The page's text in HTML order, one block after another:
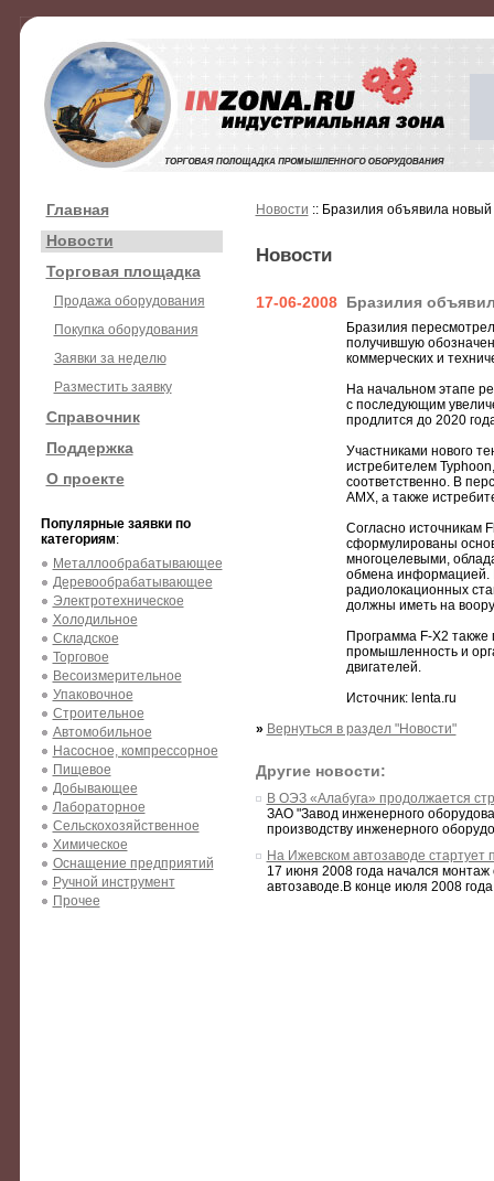
Главная
Новости
Торговая площадка
Продажа оборудования
Покупка оборудования
Заявки за неделю
Разместить заявку
Справочник
Поддержка
О проекте
Популярные заявки по
категориям:
Металлообрабатывающее
Деревообрабатывающее
Электротехническое
Холодильное
Складское
Торговое
Весоизмерительное
Упаковочное
Строительное
Автомобильное
Насосное, компрессорное
Пищевое
Добывающее
Лабораторное
Сельскохозяйственное
Химическое
Оснащение предприятий
Ручной инструмент
Прочее
Новости :: Бразилия объявила новый
Новости
17-06-2008 Бразилия
Бразилия
получившую
коммерческих и
На начальном этапе
с последующим
продлится до 2020
Участниками нового
истребителем
соответственно. В
AMX, а также
Согласно источникам
сформулированы
многоцелевыми,
обмена информацией.
радиолокационных
должны иметь на
Программа F-X2 также
промышленность и
двигателей.
Источник: lenta.ru
» Вернуться в раздел "Новости"
Другие новости:
В ОЭЗ «Алабуга» продолжается
ЗАО "Завод инженерного
производству инженерного
На Ижевском автозаводе
17 июня 2008 года начался
автозаводе.В конце июля 2008